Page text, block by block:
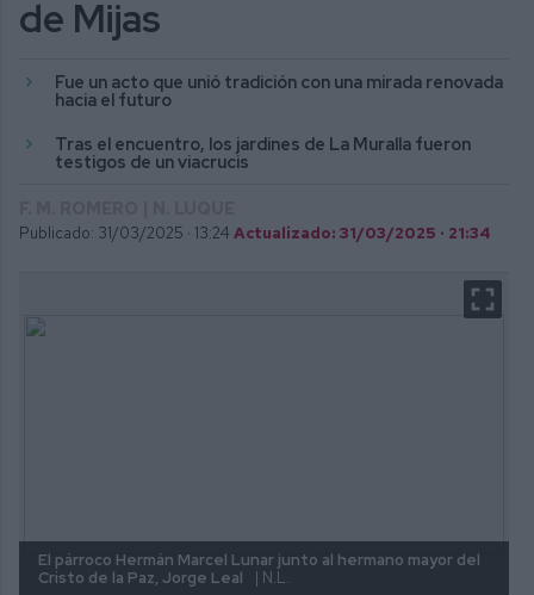
de Mijas
Fue un acto que unió tradición con una mirada renovada
hacia el futuro
Tras el encuentro, los jardines de La Muralla fueron
testigos de un viacrucis
Publicado: 31/03/2025 · 13:24 Actualizado: 31/03/2025 · 21:34
El párroco Hermán Marcel Lunar junto al hermano mayor del
Cristo de la Paz, Jorge Leal
| N.L.